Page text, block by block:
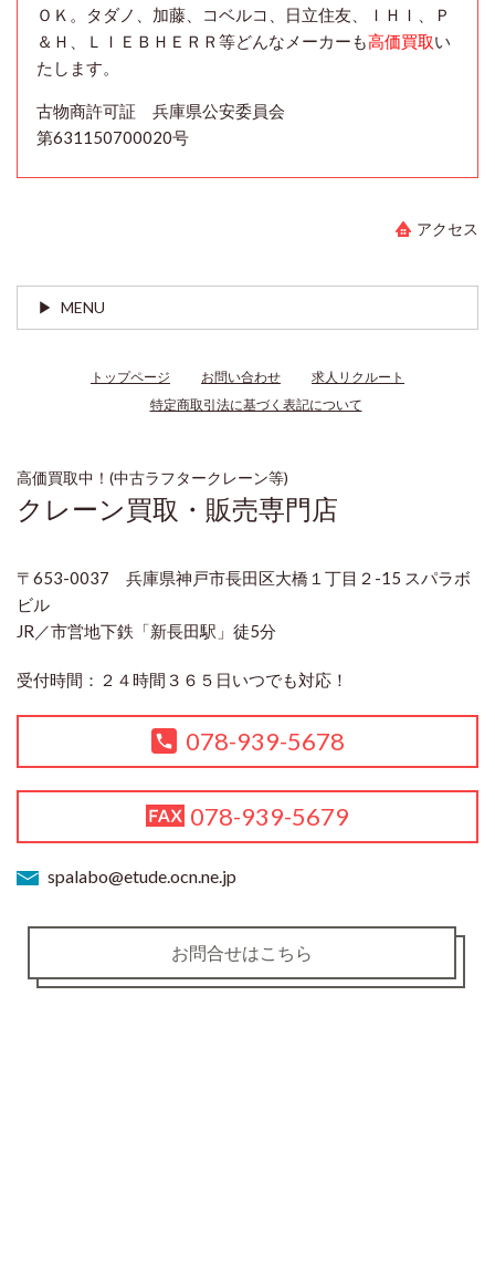
ＯＫ。タダノ、加藤、コベルコ、日立住友、ＩＨＩ、Ｐ
＆Ｈ、ＬＩＥＢＨＥＲＲ等どんなメーカーも高価買取い
たします。
古物商許可証 兵庫県公安委員会
第631150700020号
アクセス
MENU
トップページ お問い合わせ
求人リクルート
特定商取引法に基づく表記について
高価買取中！(中古ラフタークレーン等)
クレーン買取・販売専門店
〒653-0037 兵庫県神戸市長田区大橋１丁目２-15 スパラボ
ビル
JR／市営地下鉄「新長田駅」徒5分
受付時間：２４時間３６５日いつでも対応！
078-939-5678
078-939-5679
spalabo@etude.ocn.ne.jp
お問合せはこちら